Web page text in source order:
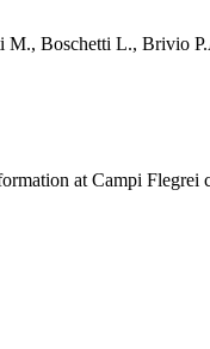
M., Boschetti L., Brivio
at Campi Flegrei